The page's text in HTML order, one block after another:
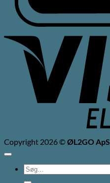
Copyright 2026 ©ØL2GO ApS
Søg
efter: